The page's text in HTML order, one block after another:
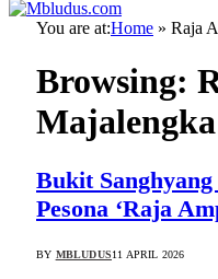
You are at:Home » Raja
Browsing:
Majalengka
Bukit
Pesona ‘Raja
BY MBLUDUS11 APRIL 2026